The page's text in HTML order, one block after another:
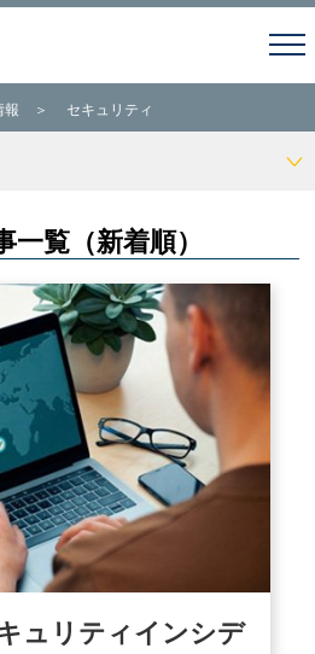
報 ＞ セキュリティ
覧（新着順）
ュリティインシデ